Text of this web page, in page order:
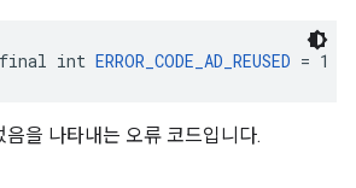
int ERROR_CODE_AD_REUSED = 1
을 나타내는 오류 코드입니다.